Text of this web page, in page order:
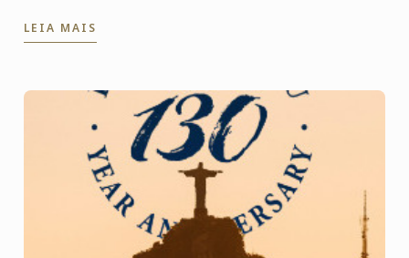
LEIA MAIS